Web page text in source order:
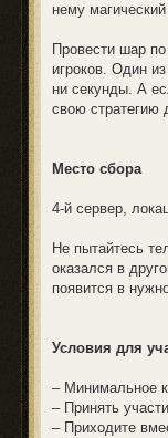
нему
Провести шар
игроков. Один
ни секунды. А
свою стратегию
Место сбора
4-й сервер,
Не пытайтесь
оказался в
появится в
Условия для
– Минимальное
– Принять
– Приходите